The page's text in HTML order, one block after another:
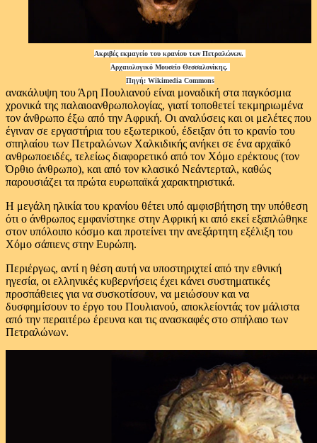
Ακριβές εκμαγείο του κρανίου των Πετραλώνων.
Αρχαιολογικό Μουσείο Θεσσαλονίκης.
Πηγή: Wikimedia Commons
ανακάλυψη του Άρη Πουλιανού είναι μοναδική στα παγκόσμια
χρονικά της παλαιοανθρωπολογίας, γιατί τοποθετεί τεκμηριωμένα
τον άνθρωπο έξω από την Αφρική. Οι αναλύσεις και οι μελέτες που
έγιναν σε εργαστήρια του εξωτερικού, έδειξαν ότι το κρανίο του
σπηλαίου των Πετραλώνων Χαλκιδικής ανήκει σε ένα αρχαϊκό
ανθρωποειδές, τελείως διαφορετικό από τον Χόμο ερέκτους (τον
Όρθιο άνθρωπο), και από τον κλασικό Νεάντερταλ, καθώς
παρουσιάζει τα πρώτα ευρωπαϊκά χαρακτηριστικά.
Η μεγάλη ηλικία του κρανίου θέτει υπό αμφισβήτηση την υπόθεση
ότι ο άνθρωπος εμφανίστηκε στην Αφρική κι από εκεί εξαπλώθηκε
στον υπόλοιπο κόσμο και προτείνει την ανεξάρτητη εξέλιξη του
Χόμο σάπιενς στην Ευρώπη.
Περιέργως, αντί η θέση αυτή να υποστηριχτεί από την εθνική
ηγεσία, οι ελληνικές κυβερνήσεις έχει κάνει συστηματικές
προσπάθειες για να συσκοτίσουν, να μειώσουν και να
δυσφημίσουν το έργο του Πουλιανού, αποκλείοντάς τον μάλιστα
από την περαιτέρω έρευνα και τις ανασκαφές στο σπήλαιο των
Πετραλώνων.